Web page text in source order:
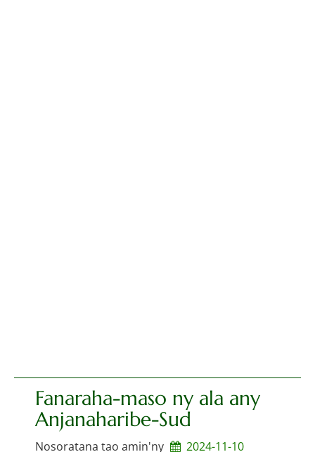
Fanaraha-maso ny ala any
Anjanaharibe-Sud
Nosoratana tao amin'ny 2024-11-10